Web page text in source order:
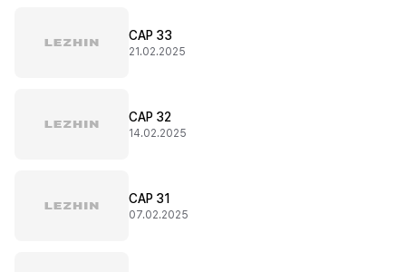
CAP 33
21.02.2025
CAP 32
14.02.2025
CAP 31
07.02.2025